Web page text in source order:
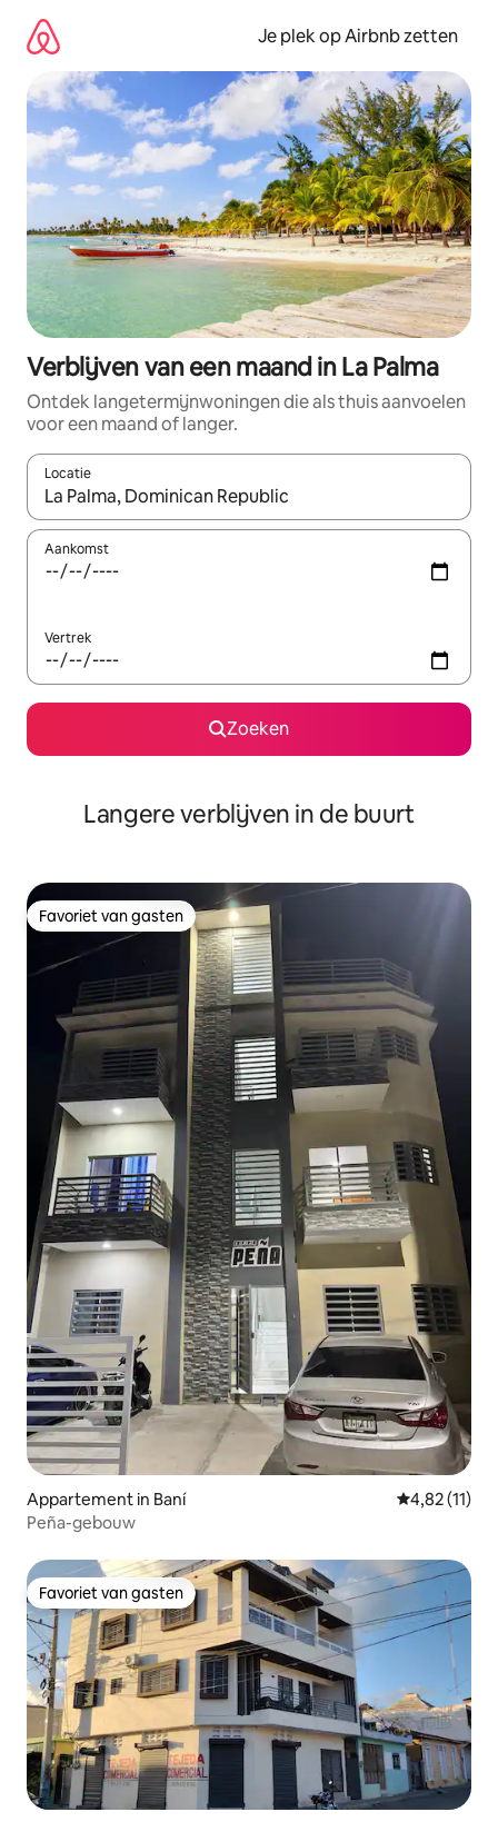
direct
naar
Je plek op Airbnb zetten
Verblijven van een maand in La Palma
Ontdek langetermijnwoningen die als thuis aanvoelen
voor een maand of langer.
Locatie
Wanneer er resultaten beschikbaar zijn, maak je een keuze
Aankomst
Vertrek
Zoeken
Langere verblijven in de buurt
Favoriet van gasten
Favoriet van gasten
Appartement in Baní Gemiddelde
4,82 (11)
Peña-gebouw
Favoriet van gasten
Favoriet van gasten